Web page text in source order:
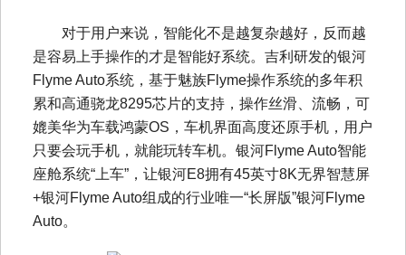
对于用户来说，智能化不是越复杂越好，反而越
是容易上手操作的才是智能好系统。吉利研发的银河
Flyme Auto系统，基于魅族Flyme操作系统的多年积
累和高通骁龙8295芯片的支持，操作丝滑、流畅，可
媲美华为车载鸿蒙OS，车机界面高度还原手机，用户
只要会玩手机，就能玩转车机。银河Flyme Auto智能
座舱系统“上车”，让银河E8拥有45英寸8K无界智慧屏
+银河Flyme Auto组成的行业唯一“长屏版”银河Flyme
Auto。